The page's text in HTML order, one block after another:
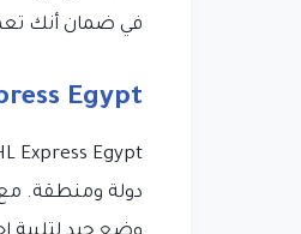
في ضمان أنك
Egypt